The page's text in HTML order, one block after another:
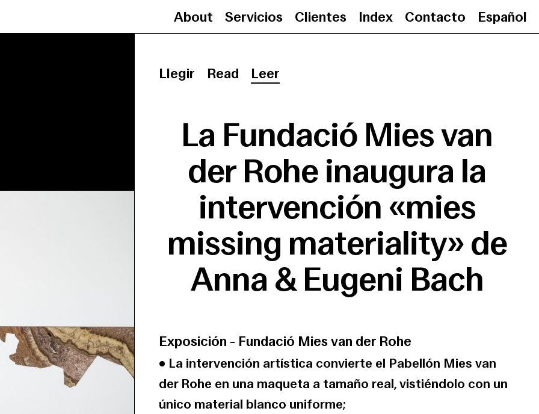
About Servicios Clientes Index Contacto Español
Llegir
Read Leer
La Fundació Mies van
der Rohe inaugura la
intervención «mies
missing materiality» de
Anna & Eugeni Bach
Exposición - Fundació Mies van der Rohe
• La intervención artística convierte el Pabellón Mies van
der Rohe en una maqueta a tamaño real, vistiéndolo con un
único material blanco uniforme;